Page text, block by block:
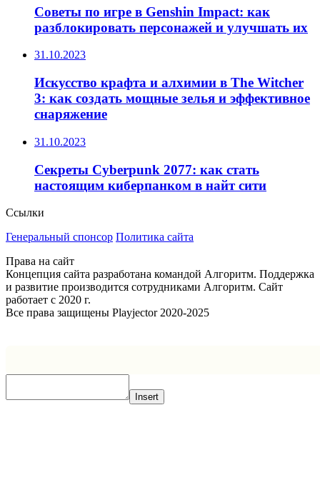
Советы по игре в Genshin Impact: как
разблокировать персонажей и улучшать их
31.10.2023
Искусство крафта и алхимии в The Witcher
3: как создать мощные зелья и эффективное
снаряжение
31.10.2023
Секреты Cyberpunk 2077: как стать
настоящим киберпанком в найт сити
Ссылки
Генеральный спонсор Политика сайта
Права на сайт
Концепция сайта разработана командой Алгоритм. Поддержка
и развитие производится сотрудниками Алгоритм. Сайт
работает с 2020 г.
Все права защищены Playjector 2020-2025
Insert